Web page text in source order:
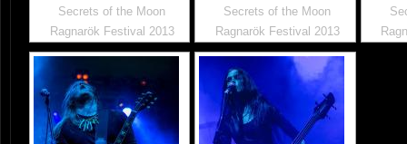
Secrets of the Moon
Ragnarök Festival 2013
Secrets of the Moon
Ragnarök Festival 2013